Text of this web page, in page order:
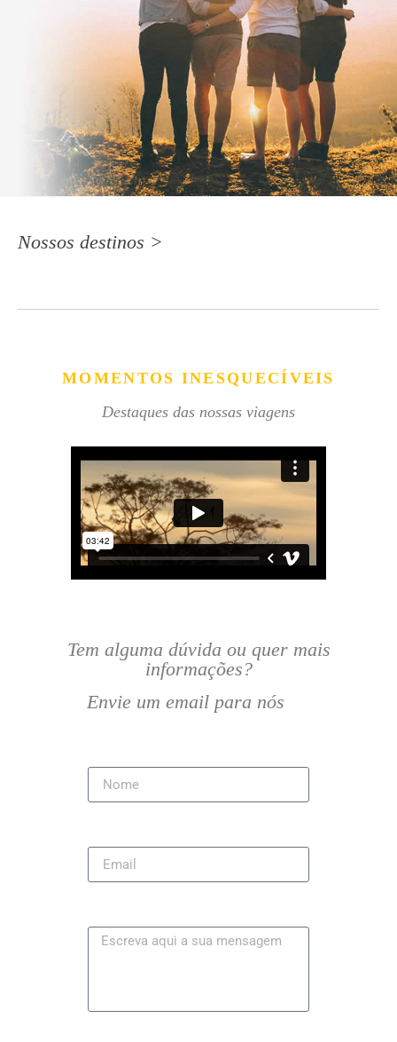
Nossos destinos >
MOMENTOS INESQUECÍVEIS
Destaques das nossas viagens
Tem alguma dúvida ou quer mais
informações?
Envie um email para nós